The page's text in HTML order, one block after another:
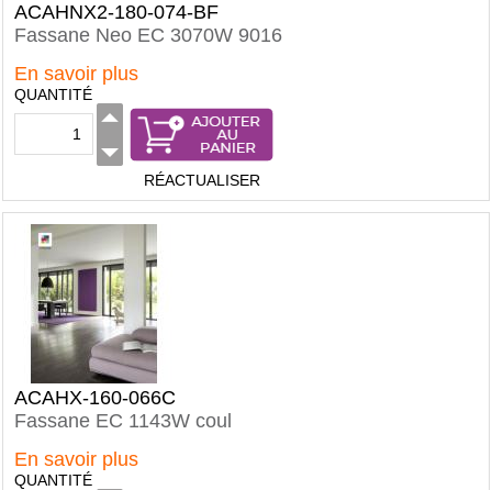
ACAHNX2-180-074-BF
Fassane Neo EC 3070W 9016
En savoir plus
QUANTITÉ
RÉACTUALISER
ACAHX-160-066C
Fassane EC 1143W coul
En savoir plus
QUANTITÉ